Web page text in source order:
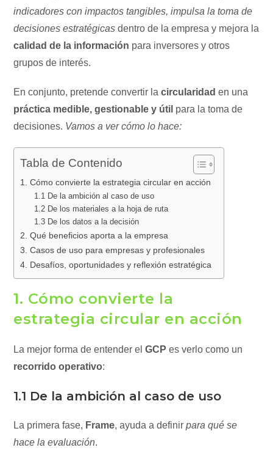
indicadores con impactos tangibles, impulsa la toma de
decisiones estratégicas dentro de la empresa y mejora la
calidad de la información para inversores y otros
grupos de interés.
En conjunto, pretende convertir la circularidad en una
práctica medible, gestionable y útil para la toma de
decisiones. Vamos a ver cómo lo hace:
Tabla de Contenido
1. Cómo convierte la estrategia circular en acción
1.1 De la ambición al caso de uso
1.2 De los materiales a la hoja de ruta
1.3 De los datos a la decisión
2. Qué beneficios aporta a la empresa
3. Casos de uso para empresas y profesionales
4. Desafíos, oportunidades y reflexión estratégica
1. Cómo convierte la
estrategia circular en acción
La mejor forma de entender elGCP es verlo como un
recorrido operativo:
1.1 De la ambición al caso de uso
La primera fase, Frame, ayuda a definirpara qué se
hace la evaluación.